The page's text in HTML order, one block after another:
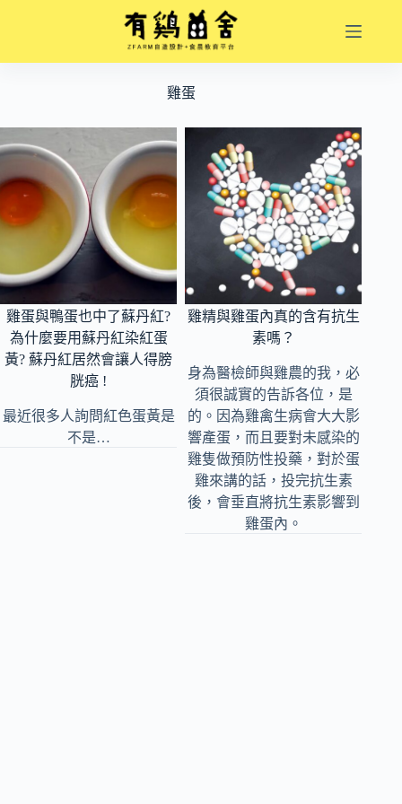
雞蛋
雞蛋與鴨蛋也中了蘇丹紅?
為什麼要用蘇丹紅染紅蛋
黃? 蘇丹紅居然會讓人得膀
胱癌 !
最近很多人詢問紅色蛋黃是
不是…
雞精與雞蛋內真的含有抗生
素嗎？
身為醫檢師與雞農的我，必
須很誠實的告訴各位，是
的。因為雞禽生病會大大影
響產蛋，而且要對未感染的
雞隻做預防性投藥，對於蛋
雞來講的話，投完抗生素
後，會垂直將抗生素影響到
雞蛋內。